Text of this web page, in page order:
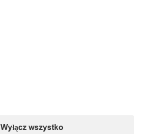
Wyłącz wszystko